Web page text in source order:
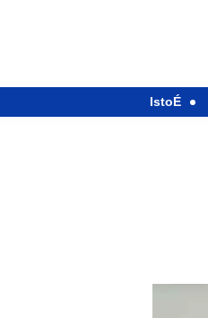
IstoÉ